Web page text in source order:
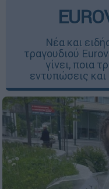
Νέα και
τραγουδιού
γίνει, ποια
εντυπώσεις και